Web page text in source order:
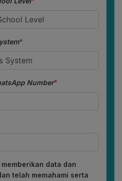
*
Number*
data dan
telah memahami serta